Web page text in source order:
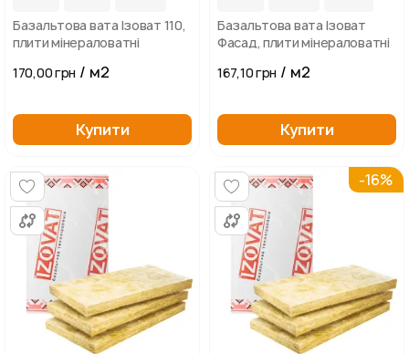
Базальтова вата Ізоват 110,
плити мінераловатні
170,00 грн / м2
Купити
Базальтова вата Ізоват
Фасад, плити мінераловатні
167,10 грн / м2
Купити
-16%